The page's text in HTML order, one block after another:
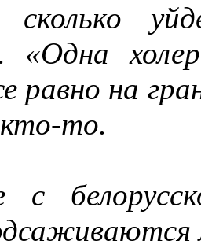
сколько
«Одна
равно на
то.
с